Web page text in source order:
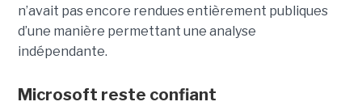
n’avait pas encore rendues entièrement publiques
d’une manière permettant une analyse
indépendante.
Microsoft reste confiant